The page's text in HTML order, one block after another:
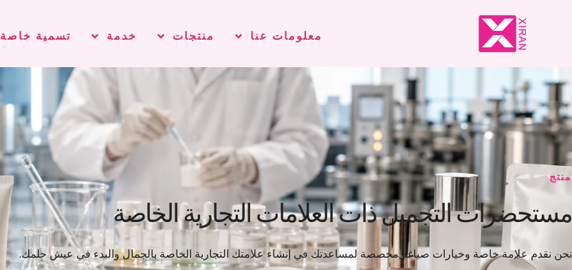
معلومات عنا منتجات خدمة تسمية خاصة
منتج
مستحضرات التجميل ذات العلامات التجارية الخاصة
نحن نقدم علامة خاصة وخيارات صياغة مخصصة لمساعدتك في إنشاء علامتك التجارية الخاصة بالجمال والبدء في عيش حلمك.